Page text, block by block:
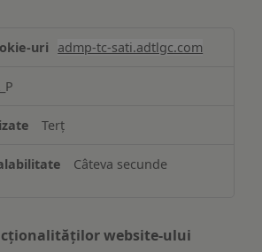
admp-tc-sati.adtlgc.com
Terț
Câteva secunde
website-ului